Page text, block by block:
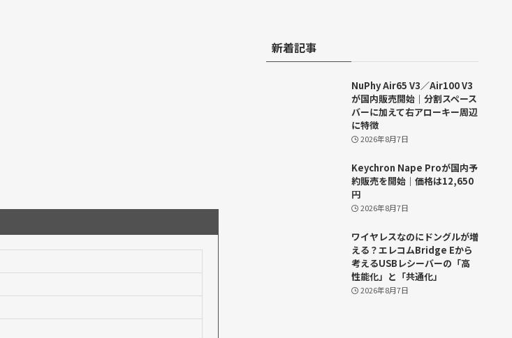
新着記事
NuPhy Air65 V3／Air100 V3
が国内販売開始｜分割スペース
バーに加えて右アローキー周辺
に特徴
2026年8月7日
Keychron Nape Proが国内予
約販売を開始｜価格は12,650
円
2026年8月7日
ワイヤレスなのにドングルが増
える？エレコムBridge Eから
考えるUSBレシーバーの「高
性能化」と「共通化」
2026年8月7日